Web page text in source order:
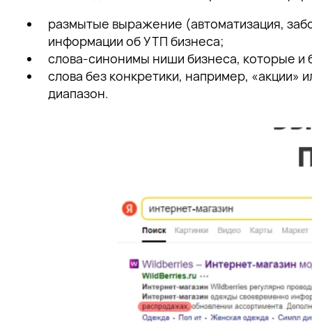
размытые выражение (автоматизация,
информации об УТП бизнеса;
слова-синонимы ниши бизнеса, которые и
слова без конкретики, например, «акции»
диапазон.